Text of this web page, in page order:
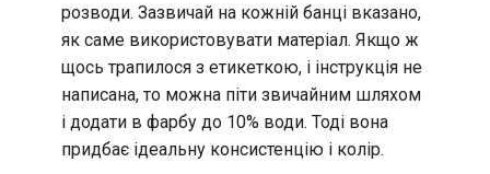
розводи. Зазвичай на кожній банці вказано,
як саме використовувати матеріал. Якщо ж
щось трапилося з етикеткою, і інструкція не
написана, то можна піти звичайним шляхом
і додати в фарбу до 10% води. Тоді вона
придбає ідеальну консистенцію і колір.